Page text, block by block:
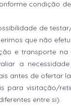
condição
de
que não
e transporte
a
antes de ofertar
para visitação/
entre si).